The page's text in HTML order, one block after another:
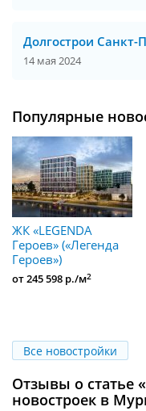
Долгострои Санкт-
14 мая 2024
Популярные
ЖК «LEGENDA
Героев» («Легенда
Героев»)
от 245 598 р./м2
Все новостройки
Отзывы о статье
новостроек в